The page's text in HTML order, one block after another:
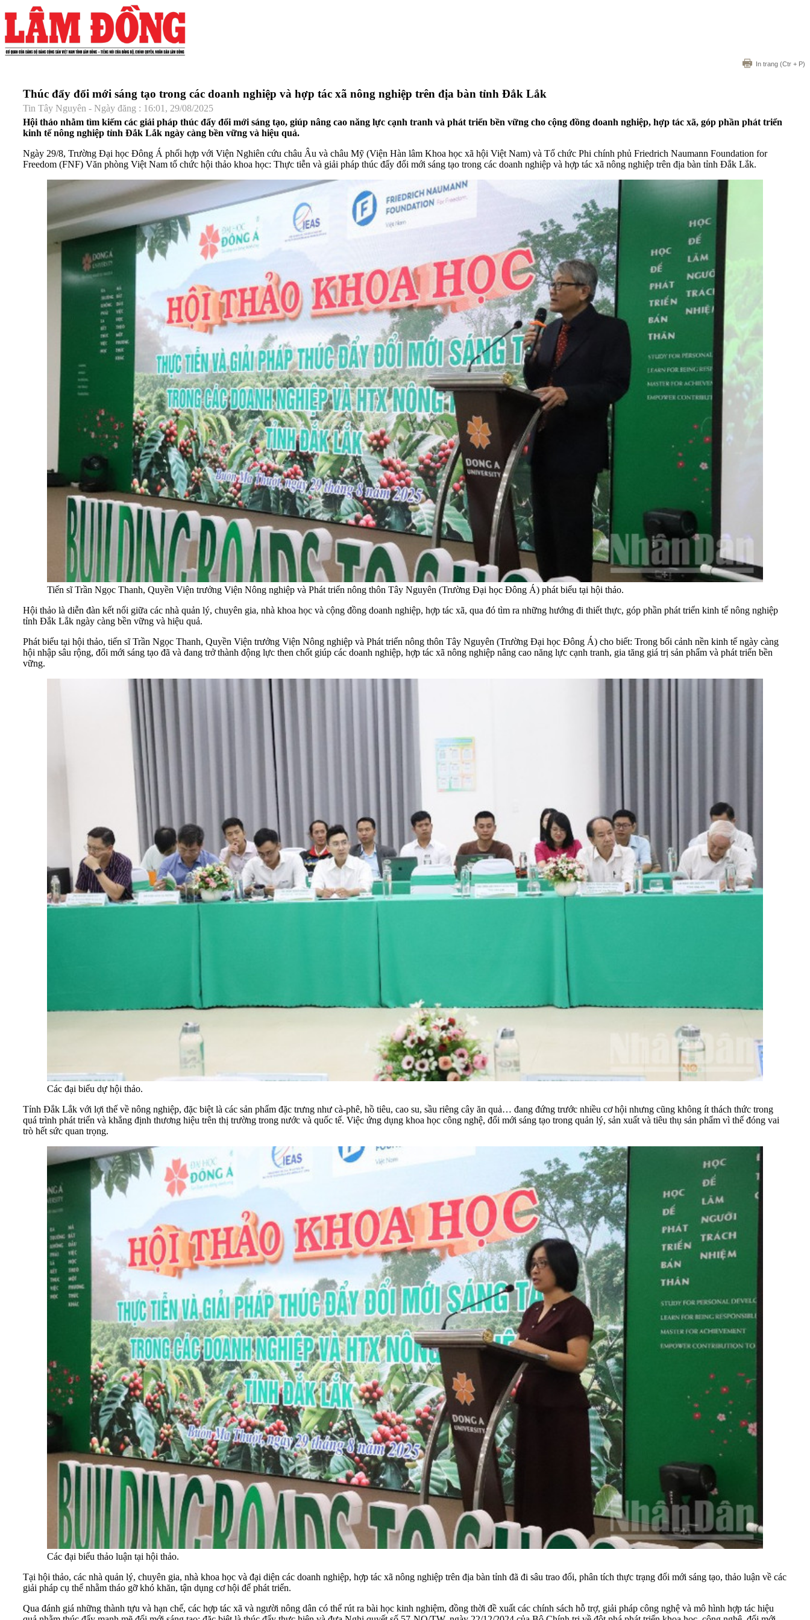
In trang (Ctr + P)
Thúc đẩy đổi mới sáng tạo trong các doanh nghiệp và hợp tác xã nông nghiệp trên địa bàn tỉnh Đắk Lắk
Tin Tây Nguyên - Ngày đăng : 16:01, 29/08/2025
Hội thảo nhằm tìm kiếm các giải pháp thúc đẩy đổi mới sáng tạo, giúp nâng cao năng lực cạnh tranh và phát triển bền vững cho cộng đồng doanh nghiệp, hợp tác xã, góp phần phát triển
kinh tế nông nghiệp tỉnh Đắk Lắk ngày càng bền vững và hiệu quả.
Ngày 29/8, Trường Đại học Đông Á phối hợp với Viện Nghiên cứu châu Âu và châu Mỹ (Viện Hàn lâm Khoa học xã hội Việt Nam) và Tổ chức Phi chính phủ Friedrich Naumann Foundation for
Freedom (FNF) Văn phòng Việt Nam tổ chức hội thảo khoa học: Thực tiễn và giải pháp thúc đẩy đổi mới sáng tạo trong các doanh nghiệp và hợp tác xã nông nghiệp trên địa bàn tỉnh Đắk Lắk.
Tiến sĩ Trần Ngọc Thanh, Quyền Viện trưởng Viện Nông nghiệp và Phát triển nông thôn Tây Nguyên (Trường Đại học Đông Á) phát biểu tại hội thảo.
Hội thảo là diễn đàn kết nối giữa các nhà quản lý, chuyên gia, nhà khoa học và cộng đồng doanh nghiệp, hợp tác xã, qua đó tìm ra những hướng đi thiết thực, góp phần phát triển kinh tế nông nghiệp
tỉnh Đắk Lắk ngày càng bền vững và hiệu quả.
Phát biểu tại hội thảo, tiến sĩ Trần Ngọc Thanh, Quyền Viện trưởng Viện Nông nghiệp và Phát triển nông thôn Tây Nguyên (Trường Đại học Đông Á) cho biết: Trong bối cảnh nền kinh tế ngày càng
hội nhập sâu rộng, đổi mới sáng tạo đã và đang trở thành động lực then chốt giúp các doanh nghiệp, hợp tác xã nông nghiệp nâng cao năng lực cạnh tranh, gia tăng giá trị sản phẩm và phát triển bền
vững.
Các đại biểu dự hội thảo.
Tỉnh Đắk Lắk với lợi thế về nông nghiệp, đặc biệt là các sản phẩm đặc trưng như cà-phê, hồ tiêu, cao su, sầu riêng cây ăn quả… đang đứng trước nhiều cơ hội nhưng cũng không ít thách thức trong
quá trình phát triển và khẳng định thương hiệu trên thị trường trong nước và quốc tế. Việc ứng dụng khoa học công nghệ, đổi mới sáng tạo trong quản lý, sản xuất và tiêu thụ sản phẩm vì thế đóng vai
trò hết sức quan trọng.
Các đại biểu thảo luận tại hội thảo.
Tại hội thảo, các nhà quản lý, chuyên gia, nhà khoa học và đại diện các doanh nghiệp, hợp tác xã nông nghiệp trên địa bàn tỉnh đã đi sâu trao đổi, phân tích thực trạng đổi mới sáng tạo, thảo luận về các
giải pháp cụ thể nhằm tháo gỡ khó khăn, tận dụng cơ hội để phát triển.
Qua đánh giá những thành tựu và hạn chế, các hợp tác xã và người nông dân có thể rút ra bài học kinh nghiệm, đồng thời đề xuất các chính sách hỗ trợ, giải pháp công nghệ và mô hình hợp tác hiệu